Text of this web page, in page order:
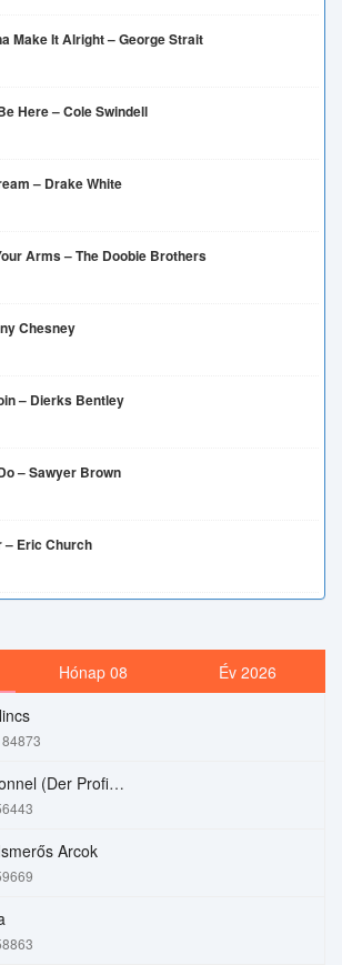
Make It Alright – George Strait
Here – Cole Swindell
– Drake White
Arms – The Doobie Brothers
Chesney
– Dierks Bentley
– Sawyer Brown
– Eric Church
Hónap 08 Év 2026
84873
Le-Professionnel (Der Profi) – Chi Mai
Arcok